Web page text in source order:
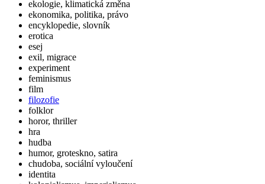
ekologie, klimatická změna
ekonomika, politika, právo
encyklopedie, slovník
erotica
esej
exil, migrace
experiment
feminismus
film
filozofie
folklor
horor, thriller
hra
hudba
humor, groteskno, satira
chudoba, sociální vyloučení
identita